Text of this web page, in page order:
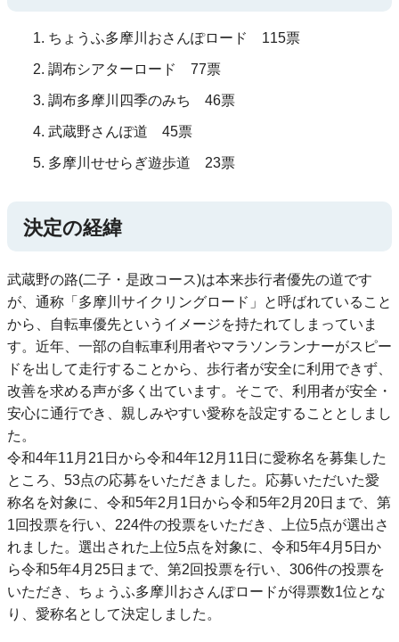
ちょうふ多摩川おさんぽロード 115票
調布シアターロード 77票
調布多摩川四季のみち 46票
武蔵野さんぽ道 45票
多摩川せせらぎ遊歩道 23票
決定の経緯
武蔵野の路(二子・是政コース)は本来歩行者優先の道です
が、通称「多摩川サイクリングロード」と呼ばれていること
から、自転車優先というイメージを持たれてしまっていま
す。近年、一部の自転車利用者やマラソンランナーがスピー
ドを出して走行することから、歩行者が安全に利用できず、
改善を求める声が多く出ています。そこで、利用者が安全・
安心に通行でき、親しみやすい愛称を設定することとしまし
た。
令和4年11月21日から令和4年12月11日に愛称名を募集した
ところ、53点の応募をいただきました。応募いただいた愛
称名を対象に、令和5年2月1日から令和5年2月20日まで、第
1回投票を行い、224件の投票をいただき、上位5点が選出さ
れました。選出された上位5点を対象に、令和5年4月5日か
ら令和5年4月25日まで、第2回投票を行い、306件の投票を
いただき、ちょうふ多摩川おさんぽロードが得票数1位とな
り、愛称名として決定しました。